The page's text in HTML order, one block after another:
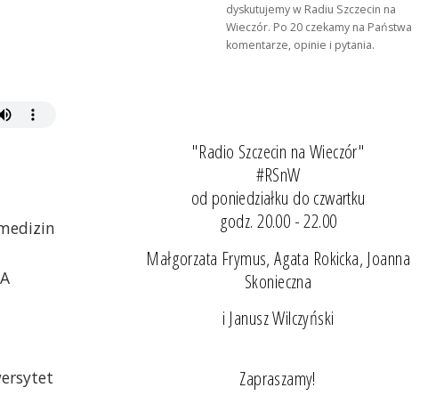
dyskutujemy w Radiu Szczecin na
Wieczór. Po 20 czekamy na Państwa
komentarze, opinie i pytania.
"Radio Szczecin na Wieczór"
#RSnW
od poniedziałku do czwartku
godz. 20.00 - 22.00
Małgorzata Frymus, Agata Rokicka, Joanna
Skonieczna
i Janusz Wilczyński
Zapraszamy!